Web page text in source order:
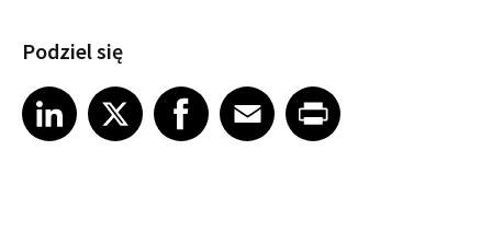
Podziel się
Share article on LinkedIn
LinkedIn
Share article on XShare article on Facebook
Facebook
Share article on Email
EmailShare article on Print